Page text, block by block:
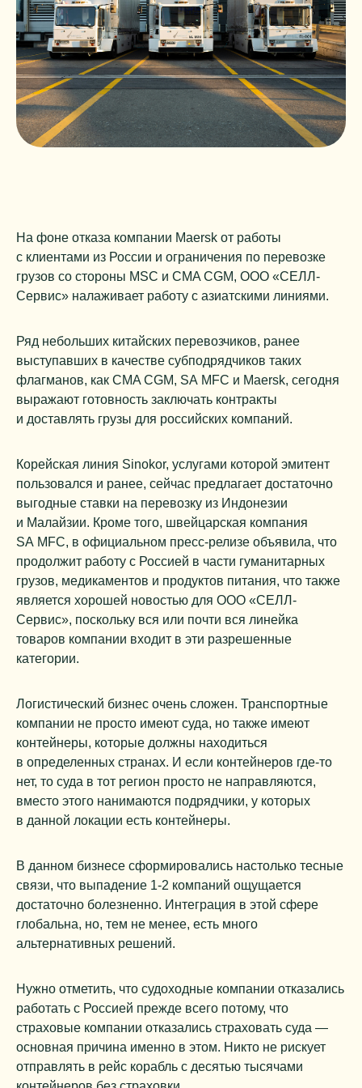
На фоне отказа компании Maersk от работы
с клиентами из России и ограничения по перевозке
грузов со стороны MSC и CMA CGM, ООО «СЕЛЛ-
Сервис» налаживает работу с азиатскими линиями.
Ряд небольших китайских перевозчиков, ранее
выступавших в качестве субподрядчиков таких
флагманов, как CMA CGM, SA MFC и Maersk, сегодня
выражают готовность заключать контракты
и доставлять грузы для российских компаний.
Корейская линия Sinokor, услугами которой эмитент
пользовался и ранее, сейчас предлагает достаточно
выгодные ставки на перевозку из Индонезии
и Малайзии. Кроме того, швейцарская компания
SA MFC, в официальном пресс-релизе объявила, что
продолжит работу с Россией в части гуманитарных
грузов, медикаментов и продуктов питания, что также
является хорошей новостью для ООО «СЕЛЛ-
Сервис», поскольку вся или почти вся линейка
товаров компании входит в эти разрешенные
категории.
Логистический бизнес очень сложен. Транспортные
компании не просто имеют суда, но также имеют
контейнеры, которые должны находиться
в определенных странах. И если контейнеров где-то
нет, то суда в тот регион просто не направляются,
вместо этого нанимаются подрядчики, у которых
в данной локации есть контейнеры.
В данном бизнесе сформировались настолько тесные
связи, что выпадение 1-2 компаний ощущается
достаточно болезненно. Интеграция в этой сфере
глобальна, но, тем не менее, есть много
альтернативных решений.
Нужно отметить, что судоходные компании отказались
работать с Россией прежде всего потому, что
страховые компании отказались страховать суда —
основная причина именно в этом. Никто не рискует
отправлять в рейс корабль с десятью тысячами